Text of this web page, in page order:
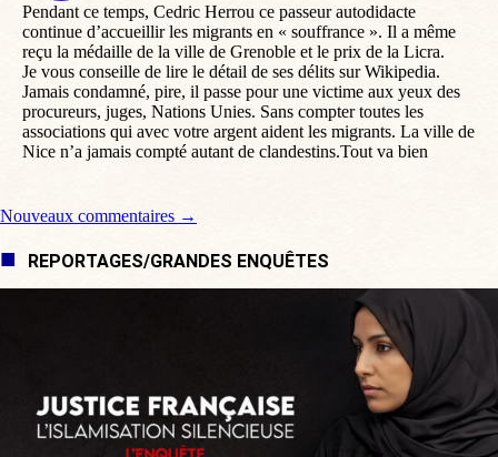
Pendant ce temps, Cedric Herrou ce passeur autodidacte
continue d’accueillir les migrants en « souffrance ». Il a même
reçu la médaille de la ville de Grenoble et le prix de la Licra.
Je vous conseille de lire le détail de ses délits sur Wikipedia.
Jamais condamné, pire, il passe pour une victime aux yeux des
procureurs, juges, Nations Unies. Sans compter toutes les
associations qui avec votre argent aident les migrants. La ville de
Nice n’a jamais compté autant de clandestins.Tout va bien
Navigation de commentaire
Nouveaux commentaires →
REPORTAGES/GRANDES ENQUÊTES